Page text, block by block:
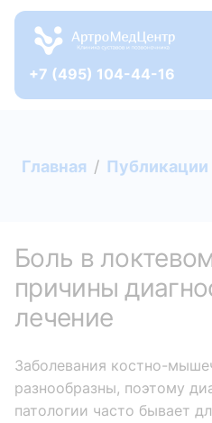
+7 (495) 104-44-16
Главная Публикации
Боль в
причины
лечение
Заболевания костно-
разнообразны, поэтому
патологии часто бывает